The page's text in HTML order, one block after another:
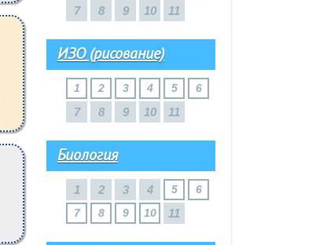
7
8 9 10 11
ИЗО (рисование)
1 2 3 4 5 6
7 8 9 10 11
Биология
1 2 3 4 5
6
7
8 9 10 11